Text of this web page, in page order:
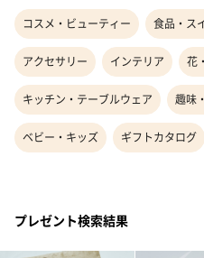
コスメ・ビューティー 食品・ス
アクセサリー インテリア 花
キッチン・テーブルウェア 趣味
ベビー・キッズ ギフトカタログ
プレゼント検索結果